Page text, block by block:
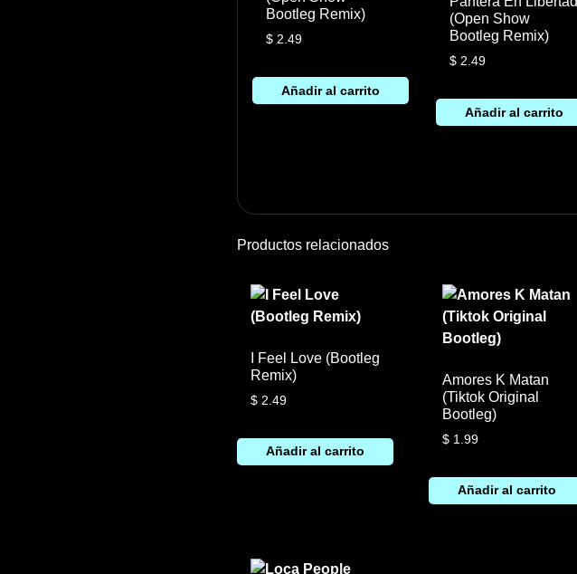
Bootleg Remix)
$ 2.49
Añadir al carrito
(Open Show
Bootleg Remix)
$ 2.49
Añadir al carrito
Productos relacionados
I Feel Love (Bootleg
Remix)
$2.49
Añadir al carrito
Amores K Matan
(Tiktok Original
Bootleg)
$1.99
Añadir al carrito